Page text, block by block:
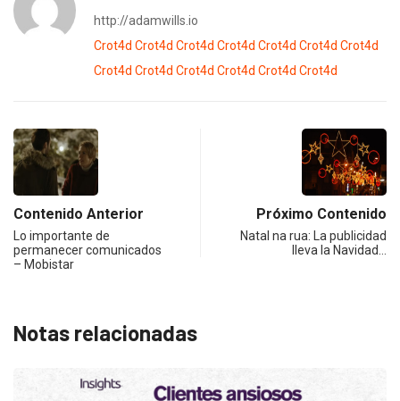
http://adamwills.io
Crot4d Crot4d Crot4d Crot4d Crot4d Crot4d Crot4d
Crot4d Crot4d Crot4d Crot4d Crot4d Crot4d
Contenido Anterior
Lo importante de
permanecer comunicados
– Mobistar
Próximo Contenido
Natal na rua: La publicidad
lleva la Navidad…
Notas relacionadas